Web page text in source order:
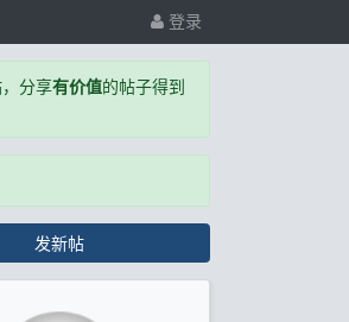
登录
分享有价值的帖子得到
发新帖